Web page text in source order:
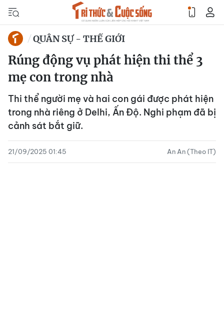
QUÂN SỰ - THẾ GIỚI
Rúng động vụ phát hiện thi thể 3
mẹ con trong nhà
Thi thể người mẹ và hai con gái được phát hiện
trong nhà riêng ở Delhi, Ấn Độ. Nghi phạm đã bị
cảnh sát bắt giữ.
21/09/2025 01:45 An An (Theo IT)